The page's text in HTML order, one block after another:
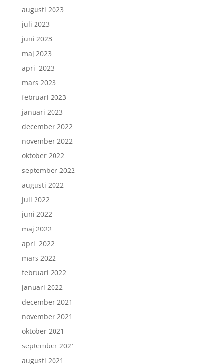
augusti 2023
juli 2023
juni 2023
maj 2023
april 2023
mars 2023
februari 2023
januari 2023
december 2022
november 2022
oktober 2022
september 2022
augusti 2022
juli 2022
juni 2022
maj 2022
april 2022
mars 2022
februari 2022
januari 2022
december 2021
november 2021
oktober 2021
september 2021
augusti 2021